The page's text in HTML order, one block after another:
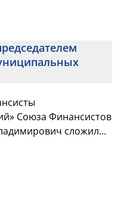
Союза Финансистов
сложил